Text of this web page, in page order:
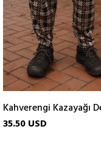
35.50 USD